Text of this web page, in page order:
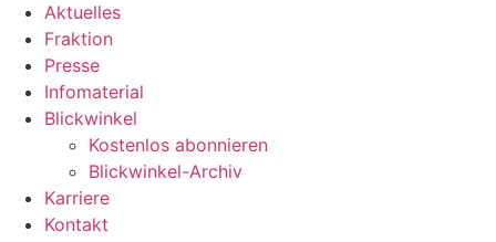
Aktuelles
Fraktion
Presse
Infomaterial
Blickwinkel
Kostenlos abonnieren
Blickwinkel-Archiv
Karriere
Kontakt